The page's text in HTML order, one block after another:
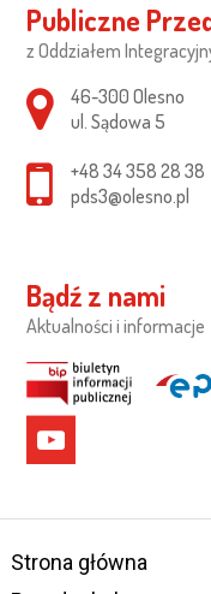
Publiczne
z Oddziałem
Adres pocztowy:
46-300 Olesno
ul. Sądowa 5
+48 34 358 28 38
pds3@olesno.pl
Bądź z nami
Aktualności i informacje
Strona główna